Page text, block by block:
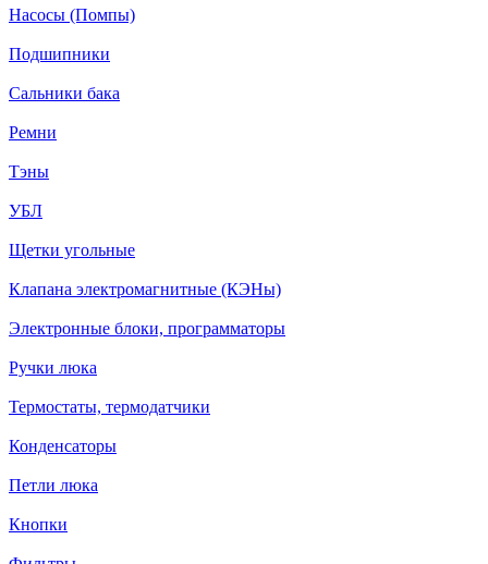
Насосы (Помпы)
Подшипники
Сальники бака
Ремни
Тэны
УБЛ
Щетки угольные
Клапана электромагнитные (КЭНы)
Электронные блоки, программаторы
Ручки люка
Термостаты, термодатчики
Конденсаторы
Петли люка
Кнопки